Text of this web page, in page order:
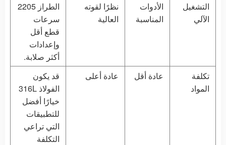
التشغيل
الآلي
الأدوات
المناسبة
نظرًا لقوته
العالية
الطراز 2205
سرعات
قطع أقل
وإعدادات
أكثر صلابة.
تكلفة
المواد
عادة أقل عادة أعلى
قد يكون
الفولاذ 316L
خيارًا أفضل
للتطبيقات
التي تراعي
التكلفة